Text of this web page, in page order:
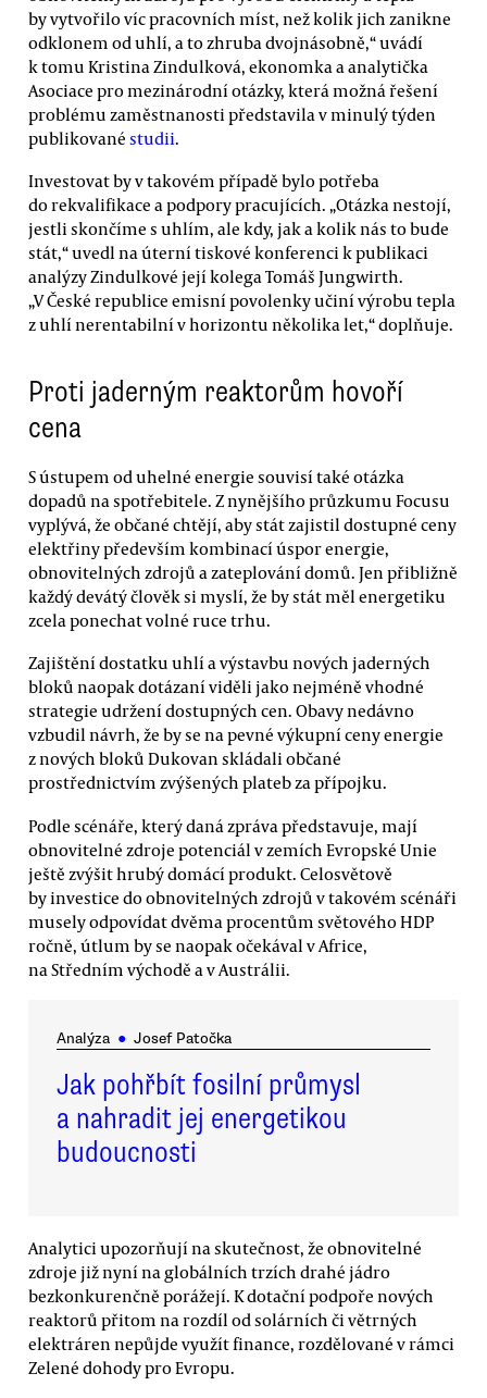
by vytvořilo víc pracovních míst, než kolik jich zanikne
odklonem od uhlí, a to zhruba dvojnásobně,“ uvádí
k tomu Kristina Zindulková, ekonomka a analytička
Asociace pro mezinárodní otázky, která možná řešení
problému zaměstnanosti představila v minulý týden
publikované studii.
Investovat by v takovém případě bylo potřeba
do rekvalifikace a podpory pracujících. „Otázka nestojí,
jestli skončíme s uhlím, ale kdy, jak a kolik nás to bude
stát,“ uvedl na úterní tiskové konferenci k publikaci
analýzy Zindulkové její kolega Tomáš Jungwirth.
„V České republice emisní povolenky učiní výrobu tepla
z uhlí nerentabilní v horizontu několika let,“ doplňuje.
Proti jaderným reaktorům hovoří
cena
S ústupem od uhelné energie souvisí také otázka
dopadů na spotřebitele. Z nynějšího průzkumu Focusu
vyplývá, že občané chtějí, aby stát zajistil dostupné ceny
elektřiny především kombinací úspor energie,
obnovitelných zdrojů a zateplování domů. Jen přibližně
každý devátý člověk si myslí, že by stát měl energetiku
zcela ponechat volné ruce trhu.
Zajištění dostatku uhlí a výstavbu nových jaderných
bloků naopak dotázaní viděli jako nejméně vhodné
strategie udržení dostupných cen. Obavy nedávno
vzbudil návrh, že by se na pevné výkupní ceny energie
z nových bloků Dukovan skládali občané
prostřednictvím zvýšených plateb za přípojku.
Podle scénáře, který daná zpráva představuje, mají
obnovitelné zdroje potenciál v zemích Evropské Unie
ještě zvýšit hrubý domácí produkt. Celosvětově
by investice do obnovitelných zdrojů v takovém scénáři
musely odpovídat dvěma procentům světového HDP
ročně, útlum by se naopak očekával v Africe,
na Středním východě a v Austrálii.
Analýza ● Josef Patočka
Jak pohřbít fosilní průmysl
a nahradit jej energetikou
budoucnosti
Analytici upozorňují na skutečnost, že obnovitelné
zdroje již nyní na globálních trzích drahé jádro
bezkonkurenčně porážejí. K dotační podpoře nových
reaktorů přitom na rozdíl od solárních či větrných
elektráren nepůjde využít finance, rozdělované v rámci
Zelené dohody pro Evropu.